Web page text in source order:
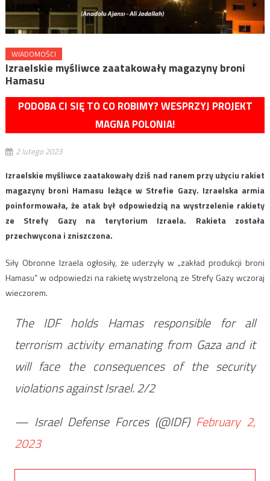
WIADOMOŚCI
Izraelskie myśliwce zaatakowały magazyny broni
Hamasu
PODOBA CI SIĘ TO CO ROBIMY? WESPRZYJ PROJEKT
MAGNA POLONIA!
2 lutego 2023
Izraelskie myśliwce zaatakowały dziś nad ranem przy użyciu rakiet
magazyny broni Hamasu leżące w Strefie Gazy. Izraelska armia
poinformowała, że atak był odpowiedzią na wystrzelenie rakiety
ze Strefy Gazy na terytorium Izraela. Rakieta została
przechwycona i zniszczona.
Siły Obronne Izraela ogłosiły, że uderzyły w „zakład produkcji broni
Hamasu” w odpowiedzi na rakietę wystrzeloną ze Strefy Gazy wczoraj
wieczorem.
The IDF holds Hamas responsible for all
terrorism activity emanating from Gaza and it
will face the consequences of the security
violations against Israel. 2/2
— Israel Defense Forces (@IDF) February 2,
2023